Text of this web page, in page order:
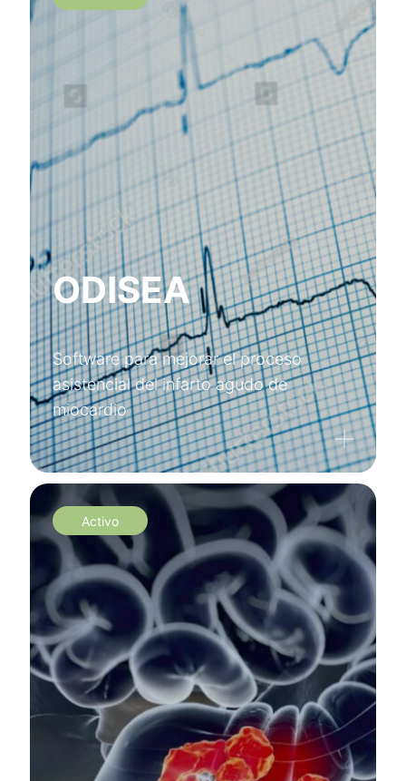
ODISEA
Software para mejorar el proceso
asistencial del infarto agudo de
miocardio
Activo